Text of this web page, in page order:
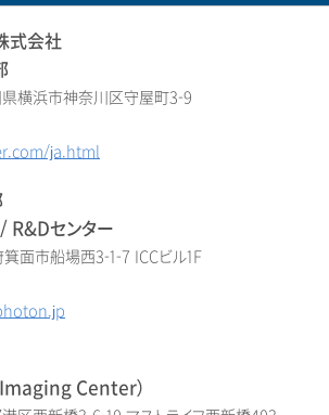
式会社
横浜市神奈川区守屋町3-9
ja.html
R&Dセンター
面市船場西3-1-7 ICCビル1F
Center）